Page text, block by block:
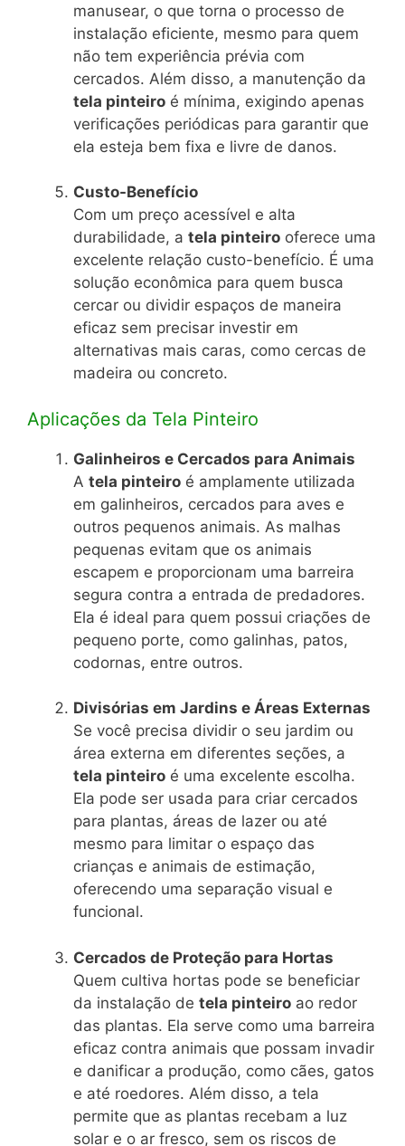
manusear, o que torna o processo de
instalação eficiente, mesmo para quem
não tem experiência prévia com
cercados. Além disso, a manutenção da
tela pinteiro é mínima, exigindo apenas
verificações periódicas para garantir que
ela esteja bem fixa e livre de danos.
Custo-Benefício
Com um preço acessível e alta
durabilidade, a tela pinteiro oferece uma
excelente relação custo-benefício. É uma
solução econômica para quem busca
cercar ou dividir espaços de maneira
eficaz sem precisar investir em
alternativas mais caras, como cercas de
madeira ou concreto.
Aplicações da Tela Pinteiro
Galinheiros e Cercados para Animais
A tela pinteiro é amplamente utilizada
em galinheiros, cercados para aves e
outros pequenos animais. As malhas
pequenas evitam que os animais
escapem e proporcionam uma barreira
segura contra a entrada de predadores.
Ela é ideal para quem possui criações de
pequeno porte, como galinhas, patos,
codornas, entre outros.
Divisórias em Jardins e Áreas Externas
Se você precisa dividir o seu jardim ou
área externa em diferentes seções, a
tela pinteiro é uma excelente escolha.
Ela pode ser usada para criar cercados
para plantas, áreas de lazer ou até
mesmo para limitar o espaço das
crianças e animais de estimação,
oferecendo uma separação visual e
funcional.
Cercados de Proteção para Hortas
Quem cultiva hortas pode se beneficiar
da instalação de tela pinteiro ao redor
das plantas. Ela serve como uma barreira
eficaz contra animais que possam invadir
e danificar a produção, como cães, gatos
e até roedores. Além disso, a tela
permite que as plantas recebam a luz
solar e o ar fresco, sem os riscos de